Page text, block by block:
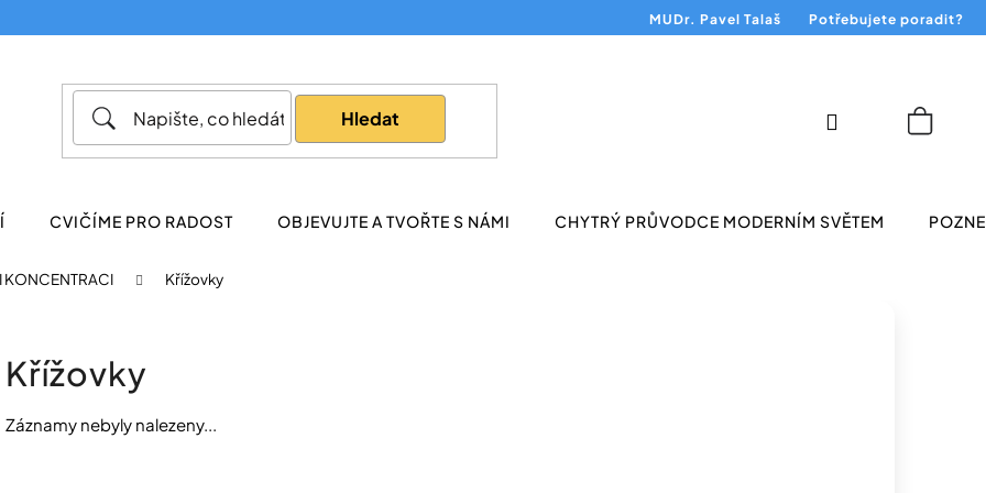
MUDr. Pavel Talaš Potřebujete poradit?
Hledat
CVIČÍME PRO RADOST OBJEVUJTE A TVOŘTE S NÁMI CHYTRÝ PRŮVODCE MODERNÍM SVĚTEM
Přihlášení
KONCENTRACI Křížovky
Křížovky
Záznamy nebyly nalezeny...
Co potřebujete najít?